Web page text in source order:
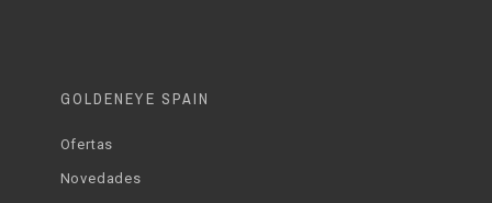
GOLDENEYE SPAIN
Ofertas
Novedades